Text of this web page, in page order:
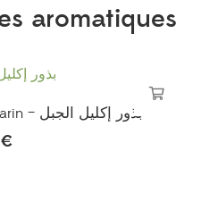
aromatiques
+/- 35 Graines de romarin – بذور إكليل الجبل
€